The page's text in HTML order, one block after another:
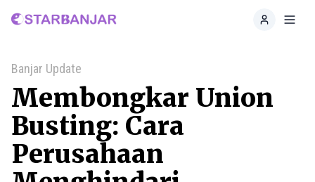
Home
Banjar Update
Membongkar Union
Busting: Cara
Perusahaan